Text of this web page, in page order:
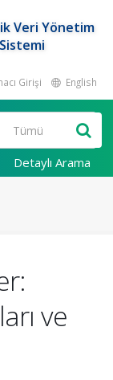
Veri Yönetim
Sistemi
Girişi English
Detaylı Arama
ve